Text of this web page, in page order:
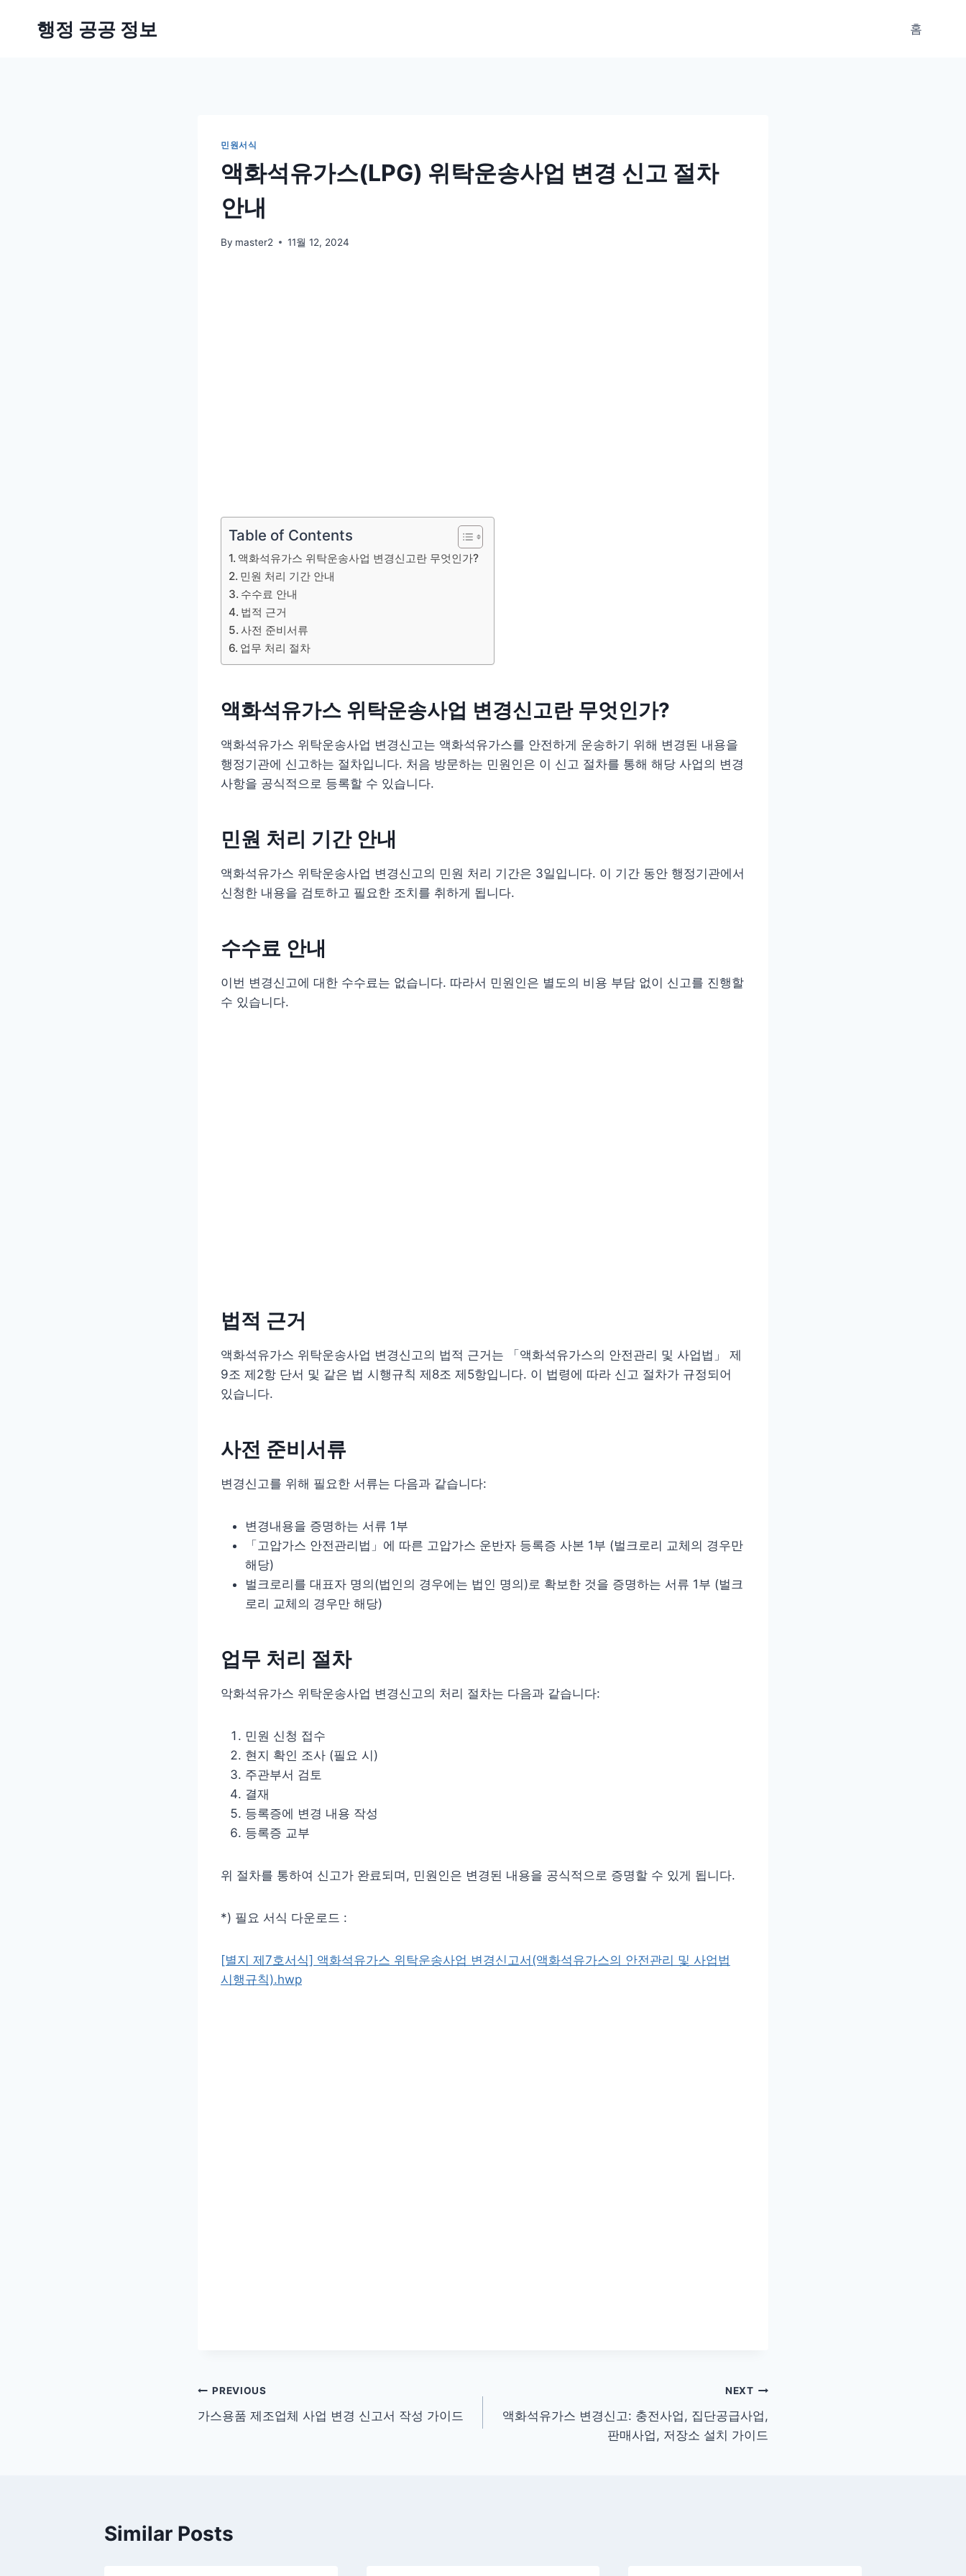
행정 공공 정보 홈
민원서식
액화석유가스(LPG) 위탁운송사업 변경 신고 절차
안내
By master2 11월 12, 2024
Table of Contents
액화석유가스 위탁운송사업 변경신고란 무엇인가?
민원 처리 기간 안내
수수료 안내
법적 근거
사전 준비서류
업무 처리 절차
액화석유가스 위탁운송사업 변경신고란 무엇인가?
액화석유가스 위탁운송사업 변경신고는 액화석유가스를 안전하게 운송하기 위해 변경된 내용을
행정기관에 신고하는 절차입니다. 처음 방문하는 민원인은 이 신고 절차를 통해 해당 사업의 변경
사항을 공식적으로 등록할 수 있습니다.
민원 처리 기간 안내
액화석유가스 위탁운송사업 변경신고의 민원 처리 기간은 3일입니다. 이 기간 동안 행정기관에서
신청한 내용을 검토하고 필요한 조치를 취하게 됩니다.
수수료 안내
이번 변경신고에 대한 수수료는 없습니다. 따라서 민원인은 별도의 비용 부담 없이 신고를 진행할
수 있습니다.
법적 근거
액화석유가스 위탁운송사업 변경신고의 법적 근거는 「액화석유가스의 안전관리 및 사업법」 제
9조 제2항 단서 및 같은 법 시행규칙 제8조 제5항입니다. 이 법령에 따라 신고 절차가 규정되어
있습니다.
사전 준비서류
변경신고를 위해 필요한 서류는 다음과 같습니다:
변경내용을 증명하는 서류 1부
「고압가스 안전관리법」에 따른 고압가스 운반자 등록증 사본 1부 (벌크로리 교체의 경우만
해당)
벌크로리를 대표자 명의(법인의 경우에는 법인 명의)로 확보한 것을 증명하는 서류 1부 (벌크
로리 교체의 경우만 해당)
업무 처리 절차
악화석유가스 위탁운송사업 변경신고의 처리 절차는 다음과 같습니다:
민원 신청 접수
현지 확인 조사 (필요 시)
주관부서 검토
결재
등록증에 변경 내용 작성
등록증 교부
위 절차를 통하여 신고가 완료되며, 민원인은 변경된 내용을 공식적으로 증명할 수 있게 됩니다.
*) 필요 서식 다운로드 :
[별지 제7호서식] 액화석유가스 위탁운송사업 변경신고서(액화석유가스의 안전관리 및 사업법
시행규칙).hwp
글
탐
PREVIOUS
가스용품 제조업체 사업 변경 신고서 작성 가이드
NEXT
액화석유가스 변경신고: 충전사업, 집단공급사업,
판매사업, 저장소 설치 가이드
Similar Posts